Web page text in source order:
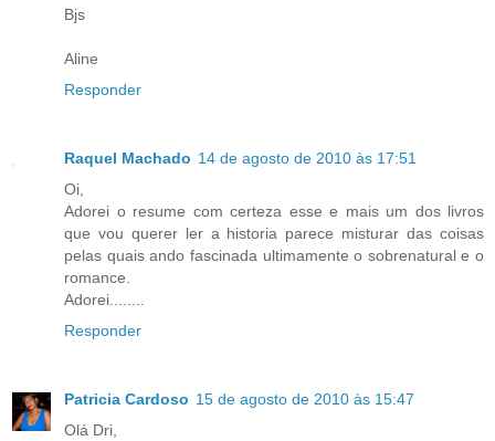
Bjs
Aline
Responder
Raquel Machado 14 de agosto de 2010 às 17:51
Oi,
Adorei o resume com certeza esse e mais um dos livros
que vou querer ler a historia parece misturar das coisas
pelas quais ando fascinada ultimamente o sobrenatural e o
romance.
Adorei........
Responder
Patricia Cardoso 15 de agosto de 2010 às 15:47
Olá Dri,